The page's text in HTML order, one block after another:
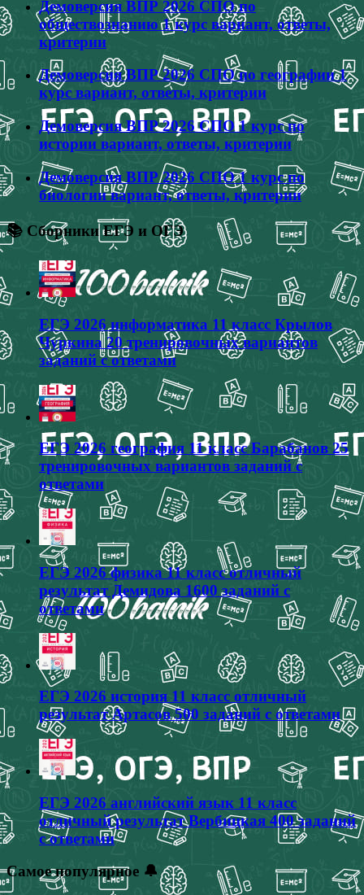
Демоверсия ВПР 2026 СПО по
обществознанию 1 курс вариант, ответы,
критерии
Демоверсия ВПР 2026 СПО по географии 1
курс вариант, ответы, критерии
Демоверсия ВПР 2026 СПО 1 курс по
истории вариант, ответы, критерии
Демоверсия ВПР 2026 СПО 1 курс по
биологии вариант, ответы, критерии
📚 Сборники ЕГЭ и ОГЭ
ЕГЭ 2026 информатика 11 класс Крылов
Чуркина 20 тренировочных вариантов
заданий с ответами
ЕГЭ 2026 география 11 класс Барабанов 25
тренировочных вариантов заданий с
ответами
ЕГЭ 2026 физика 11 класс отличный
результат Демидова 1600 заданий с
ответами
ЕГЭ 2026 история 11 класс отличный
результат Артасов 500 заданий с ответами
ЕГЭ 2026 английский язык 11 класс
отличный результат Вербицкая 400 заданий
с ответами
Самое популярное 🔔